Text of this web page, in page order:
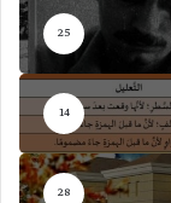
25
14
28